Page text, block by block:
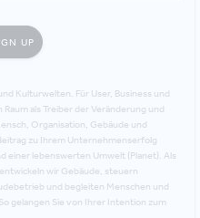
UP
Kulturwelten. Für User, Business und
als Treiber der Veränderung und
Organisation, Gebäude und
zu Ihrem Unternehmenserfolg
einer lebenswerten Umwelt (Planet). Als
wir Gebäude, steuern
und begleiten Menschen und
gelangen Sie von Ihrer Intention zum